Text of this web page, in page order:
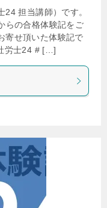
担当講師）です。
らの合格体験記をご
寄せ頂いた体験記で
労士24 # […]